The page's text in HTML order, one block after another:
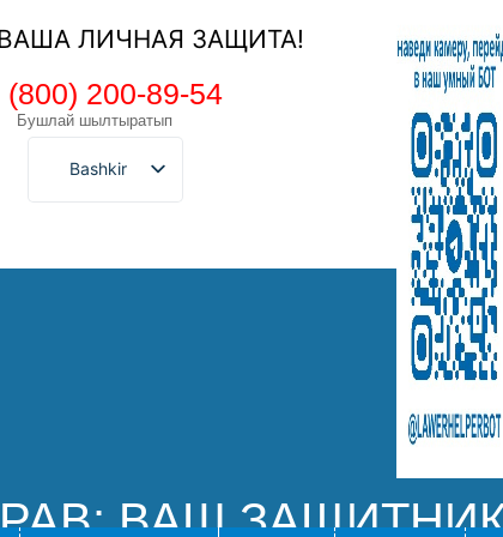
ЛИЧНАЯ ЗАЩИТА!
(800) 200-89-54
Бушлай шылтыратып
Bashkir
ВАШ